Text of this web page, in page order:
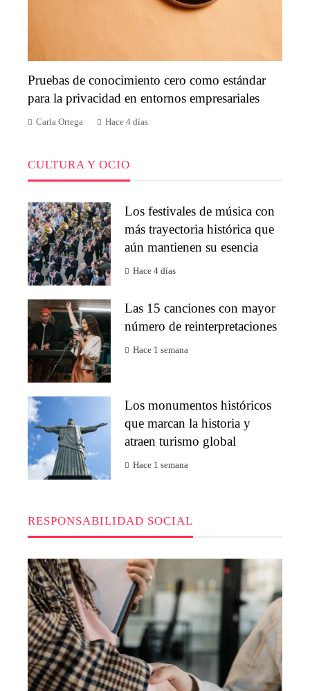
Pruebas de conocimiento cero como estándar
para la privacidad en entornos empresariales
Carla Ortega Hace 4 días
CULTURA Y OCIO
Los festivales de música con
más trayectoria histórica que
aún mantienen su esencia
Hace 4 días
Las 15 canciones con mayor
número de reinterpretaciones
Hace 1 semana
Los monumentos históricos
que marcan la historia y
atraen turismo global
Hace 1 semana
RESPONSABILIDAD SOCIAL